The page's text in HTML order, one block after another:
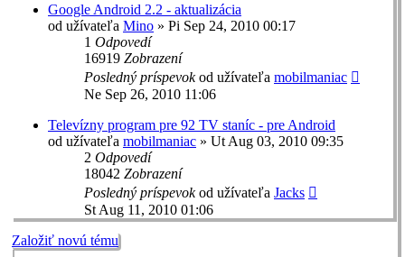
Google Android 2.2 - aktualizácia
od užívateľa Mino » Pi Sep 24, 2010 00:17
1 Odpovedí
16919 Zobrazení
Posledný príspevokod užívateľa mobilmaniac
Ne Sep 26, 2010 11:06
Televízny program pre 92 TV staníc - pre Android
od užívateľa mobilmaniac » Ut Aug 03, 2010 09:35
2 Odpovedí
18042 Zobrazení
Posledný príspevokod užívateľa Jacks
St Aug 11, 2010 01:06
Založiť novú tému